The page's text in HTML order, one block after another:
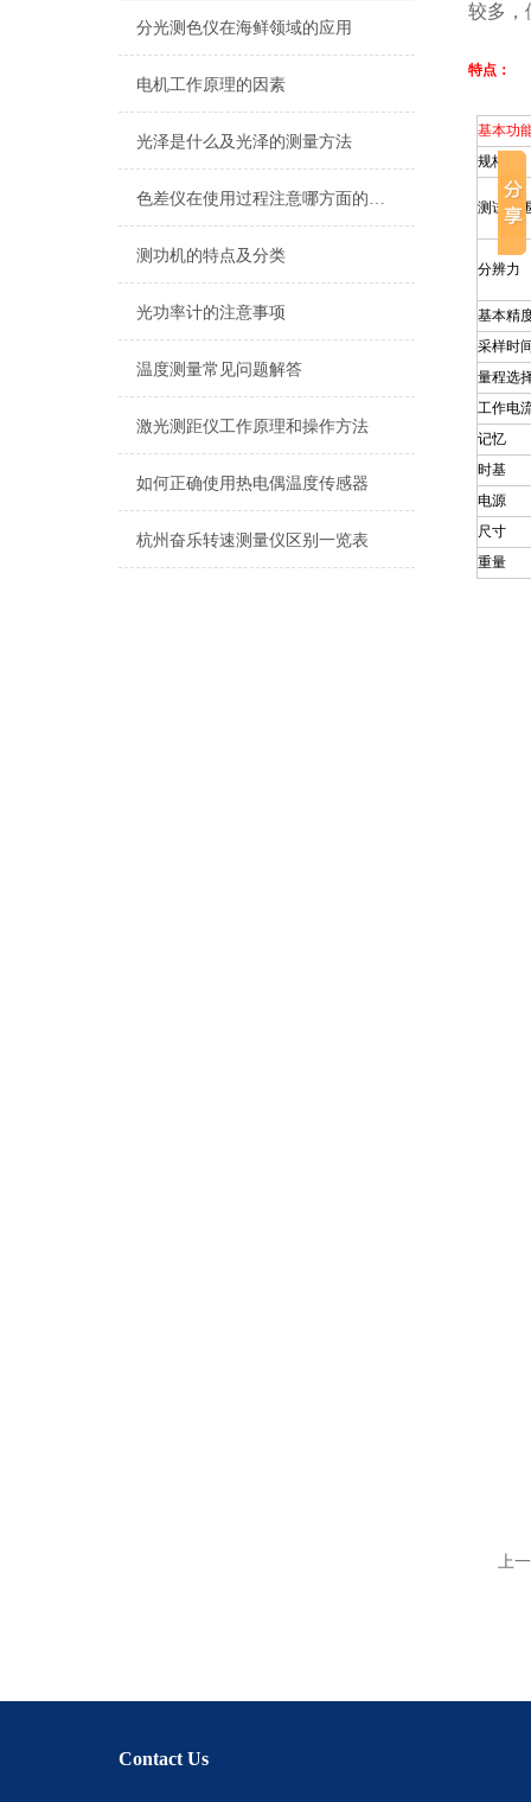
分光测色仪在海鲜领域的应用
电机工作原理的因素
光泽是什么及光泽的测量方法
色差仪在使用过程注意哪方面的事项
测功机的特点及分类
光功率计的注意事项
温度测量常见问题解答
激光测距仪工作原理和操作方法
如何正确使用热电偶温度传感器
杭州奋乐转速测量仪区别一览表
较多，
特点：
基本功
规格
测试范
分辨力
基本精
采样时
量程选
工作电
记忆
时基
电源
尺寸
重量
上
Contact Us